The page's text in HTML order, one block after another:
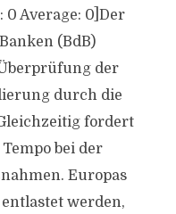
0 Average: 0]Der
(BdB)
der
durch die
fordert
bei der
Europas
werden,